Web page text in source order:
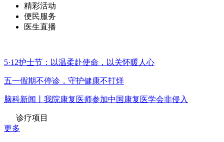
精彩活动
便民服务
医生直播
5·12护士节：以温柔赴使命，以关怀暖人心
五一假期不停诊，守护健康不打烊
脑科新闻丨我院康复医师参加中国康复医学会非侵入
诊疗项目
更多